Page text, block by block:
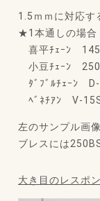
1.5ｍｍに対応す
★1本通しの場合
喜平ﾁｪｰﾝ
小豆ﾁｪｰﾝ
ﾀﾞﾌﾞﾙﾁｪｰﾝ D-
ﾍﾞﾈﾁｱﾝ V-
左のサンプル画
ブレスには
大き目のレスポ